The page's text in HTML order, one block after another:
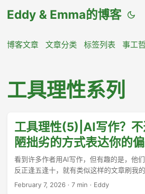
Eddy & Emma的博客
博客文章 文章分类 标签列表 事工
工具理性系列
工具理性(5)|AI写作？
陋拙劣的方式表达你的
看到许多作者用AI写作，但有趣的是，他们
反正逢五逢十，就有类似这样的文章刷我
那篇《教会生态中的“江湖”》（嗯，我就不
February 7, 2026 · 7 min · Eddy